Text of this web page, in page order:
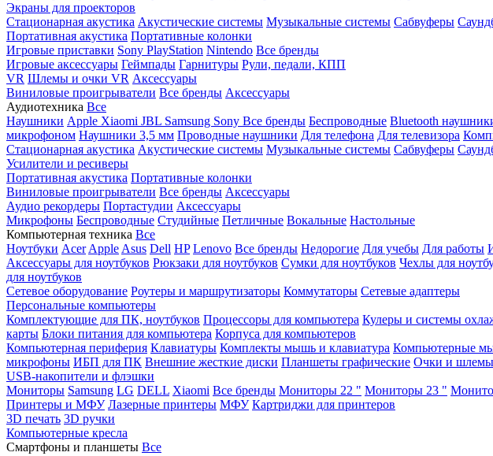
Экраны для проекторов
Стационарная акустика Акустические системы Музыкальные системы Сабвуферы
Портативная акустика Портативные колонки
Игровые приставки Sony PlayStation Nintendo Все бренды
Игровые аксессуары Геймпады Гарнитуры Рули, педали, КПП
VR Шлемы и очки VR Аксессуары
Виниловые проигрыватели Все бренды Аксессуары
Аудиотехника Все
Наушники Apple Xiaomi JBL Samsung Sony Все бренды Беспроводные Bluetooth
микрофоном Наушники 3,5 мм Проводные наушники Для телефона Для телевизора
Стационарная акустика Акустические системы Музыкальные системы Сабвуферы
Усилители и ресиверы
Портативная акустика Портативные колонки
Виниловые проигрыватели Все бренды Аксессуары
Аудио рекордеры Портастудии Аксессуары
Микрофоны Беспроводные Студийные Петличные Вокальные Настольные
Компьютерная техника Все
Ноутбуки Acer Apple Asus Dell HP Lenovo Все бренды Недорогие Для учебы Для работы
Аксессуары для ноутбуков Рюкзаки для ноутбуков Сумки для ноутбуков Чехлы для
для ноутбуков
Сетевое оборудование Роутеры и маршрутизаторы Коммутаторы Сетевые адаптеры
Персональные компьютеры
Комплектующие для ПК, ноутбуков Процессоры для компьютера Кулеры и системы
карты Блоки питания для компьютера Корпуса для компьютеров
Компьютерная периферия Клавиатуры Комплекты мышь и клавиатура Компьютерные
микрофоны ИБП для ПК Внешние жесткие диски Планшеты графические Очки и
USB-накопители и флэшки
Мониторы Samsung LG DELL Xiaomi Все бренды Мониторы 22 " Мониторы 23 "
Принтеры и МФУ Лазерные принтеры МФУ Картриджи для принтеров
3D печать 3D ручки
Компьютерные кресла
Смартфоны и планшеты Все